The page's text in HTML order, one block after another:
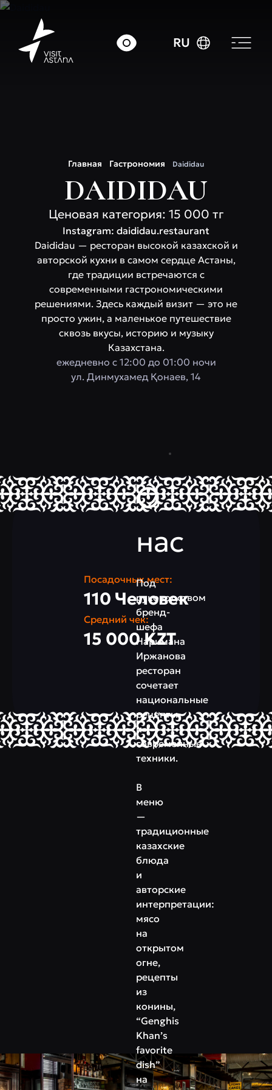
RU
Главная Гастрономия Daididau
DAIDIDAU
Ценовая категория: 15 000 тг
Instagram: daididau.restaurant
Daididau — ресторан высокой казахской и
авторской кухни в самом сердце Астаны,
где традиции встречаются с
современными гастрономическими
решениями. Здесь каждый визит — это не
просто ужин, а маленькое путешествие
сквозь вкусы, историю и музыку
Казахстана.
ежедневно с 12:00 до 01:00 ночи
ул. Динмухамед Қонаев, 14
О
нас
Под
руководством
бренд-
шефа
Наримана
Иржанова
ресторан
сочетает
национальные
рецепты
и
современные
техники.
В
меню
—
традиционные
казахские
блюда
и
авторские
интерпретации:
мясо
на
открытом
огне,
рецепты
из
конины,
“Genghis
Khan’s
favorite
dish”
на
Посадочных мест:
110 Человек
Средний чек:
15 000 KZT